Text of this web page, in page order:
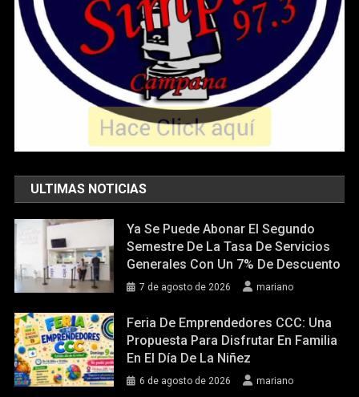
ULTIMAS NOTICIAS
Ya Se Puede Abonar El Segundo
Semestre De La Tasa De Servicios
Generales Con Un 7% De Descuento
7 de agosto de 2026 mariano
Feria De Emprendedores CCC: Una
Propuesta Para Disfrutar En Familia
En El Día De La Niñez
6 de agosto de 2026 mariano